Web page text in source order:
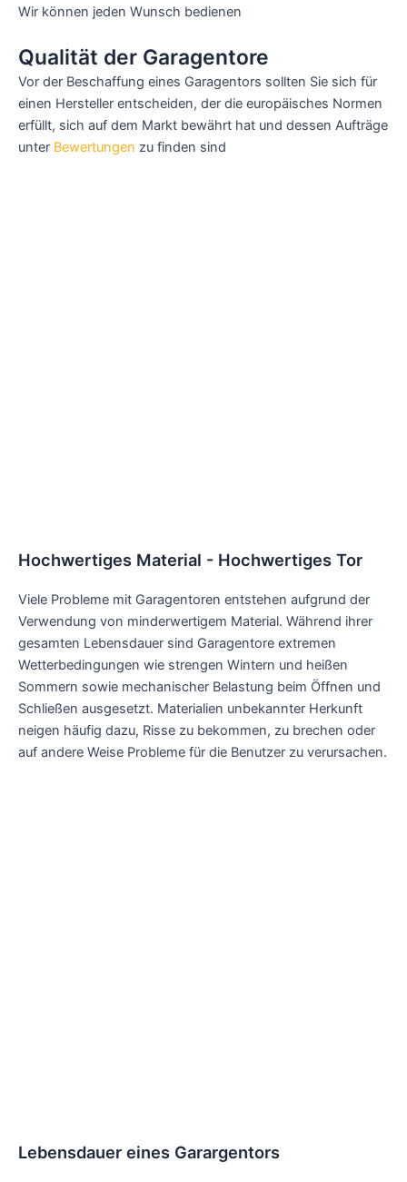
Wir können jeden Wunsch bedienen
Qualität der Garagentore
Vor der Beschaffung eines Garagentors sollten Sie sich für
einen Hersteller entscheiden, der die europäisches Normen
erfüllt, sich auf dem Markt bewährt hat und dessen Aufträge
unter Bewertungen zu finden sind
Hochwertiges Material - Hochwertiges Tor
Viele Probleme mit Garagentoren entstehen aufgrund der
Verwendung von minderwertigem Material. Während ihrer
gesamten Lebensdauer sind Garagentore extremen
Wetterbedingungen wie strengen Wintern und heißen
Sommern sowie mechanischer Belastung beim Öffnen und
Schließen ausgesetzt. Materialien unbekannter Herkunft
neigen häufig dazu, Risse zu bekommen, zu brechen oder
auf andere Weise Probleme für die Benutzer zu verursachen.
Lebensdauer eines Garargentors